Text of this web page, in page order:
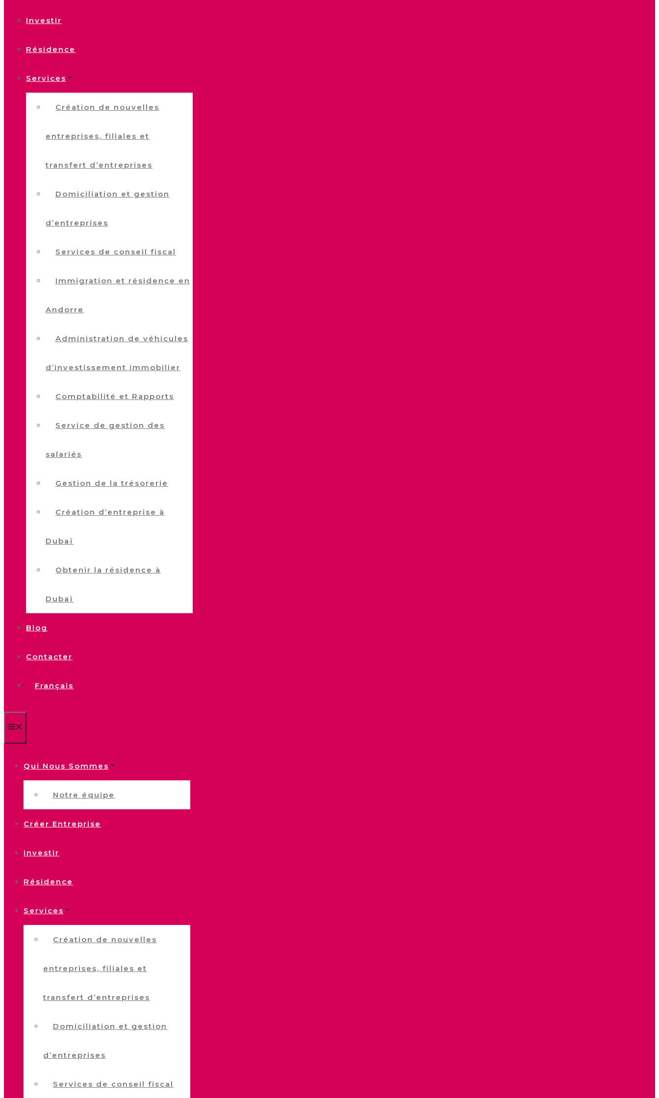
Investir
Résidence
Services
Création de nouvelles
entreprises, filiales et
transfert d’entreprises
Domiciliation et gestion
d’entreprises
Services de conseil fiscal
Immigration et résidence en
Andorre
Administration de véhicules
d’investissement immobilier
Comptabilité et Rapports
Service de gestion des
salariés
Gestion de la trésorerie
Création d’entreprise à
Dubaï
Obtenir la résidence à
Dubaï
Blog
Contacter
Français
Qui Nous Sommes
Notre équipe
Créer Entreprise
Investir
Résidence
Services
Création de nouvelles
entreprises, filiales et
transfert d’entreprises
Domiciliation et gestion
d’entreprises
Services de conseil fiscal